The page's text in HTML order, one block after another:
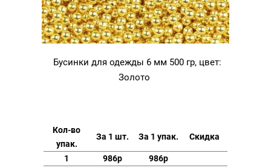
Бусинки для одежды 6 мм 500 гр, цвет:
Золото
Кол-во
упак.
За 1 шт. За 1 упак. Скидка
1 986р 986р